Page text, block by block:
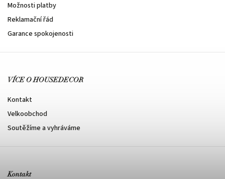
Možnosti platby
Reklamační řád
Garance spokojenosti
VÍCE O HOUSEDECOR
Kontakt
Velkoobchod
Soutěžíme a vyhráváme
Kontakt